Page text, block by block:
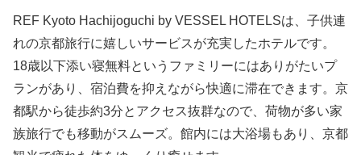
REF Kyoto Hachijoguchi by VESSEL HOTELSは、子供連
れの京都旅行に嬉しいサービスが充実したホテルです。
18歳以下添い寝無料というファミリーにはありがたいプ
ランがあり、宿泊費を抑えながら快適に滞在できます。京
都駅から徒歩約3分とアクセス抜群なので、荷物が多い家
族旅行でも移動がスムーズ。館内には大浴場もあり、京都